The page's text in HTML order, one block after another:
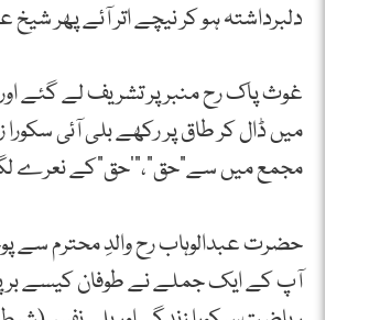
دلبرداشتہ ہو کر نیچے اتر آئے پھر شیخ
غوث پاک رح منبر پر تشریف لے گئے
میں ڈال کر طاق پر رکھے بلی آئی
مجمع میں سے”حق”،”‘حق”کے نعرے
حضرت عبدالوہاب رح والدِ محترم سے
آپ کے ایک جملے نے طوفان کیسے